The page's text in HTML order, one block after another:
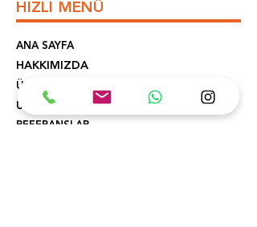
HIZLI MENÜ
ANA SAYFA
HAKKIMIZDA
ÜRETİM
ÜRÜNLER
REFERANSLAR